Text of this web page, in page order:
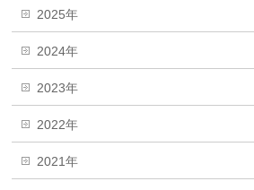
2025年
2024年
2023年
2022年
2021年